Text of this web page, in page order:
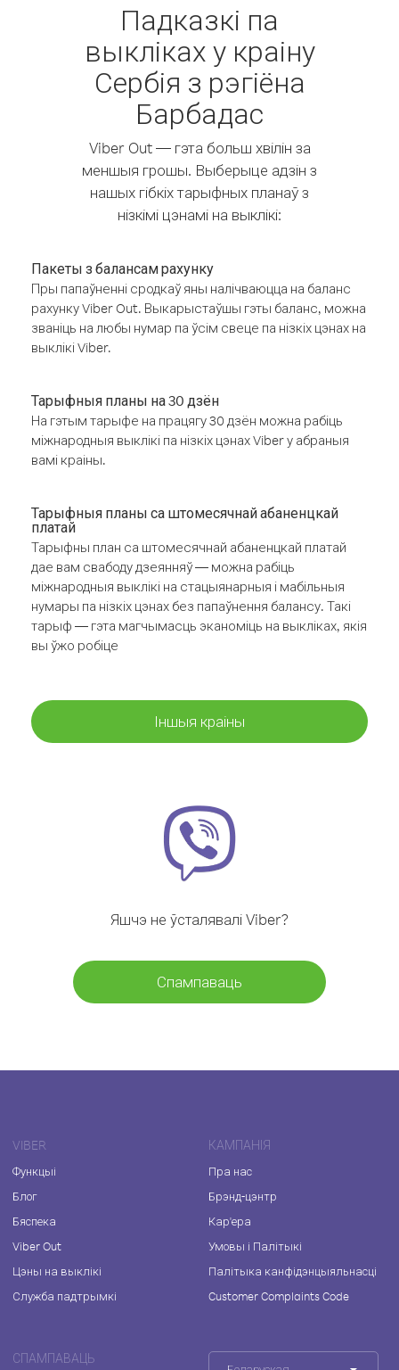
Падказкі па
выкліках у краіну
Сербія з рэгіёна
Барбадас
Viber Out — гэта больш хвілін за
меншыя грошы. Выберыце адзін з
нашых гібкіх тарыфных планаў з
нізкімі цэнамі на выклікі:
Пакеты з балансам рахунку
Пры папаўненні сродкаў яны налічваюцца на баланс
рахунку Viber Out. Выкарыстаўшы гэты баланс, можна
званіць на любы нумар па ўсім свеце па нізкіх цэнах на
выклікі Viber.
Тарыфныя планы на 30 дзён
На гэтым тарыфе на працягу 30 дзён можна рабіць
міжнародныя выклікі па нізкіх цэнах Viber у абраныя
вамі краіны.
Тарыфныя планы са штомесячнай абаненцкай
платай
Тарыфны план са штомесячнай абаненцкай платай
дае вам свабоду дзеянняў — можна рабіць
міжнародныя выклікі на стацыянарныя і мабільныя
нумары па нізкіх цэнах без папаўнення балансу. Такі
тарыф — гэта магчымасць эканоміць на выкліках, якія
вы ўжо робіце
Іншыя краіны
Яшчэ не ўсталявалі Viber?
Спампаваць
VIBER
Функцыі
Блог
Бяспека
Viber Out
Цэны на выклікі
Служба падтрымкі
КАМПАНІЯ
Пра нас
Брэнд-цэнтр
Кар'ера
Умовы і Палітыкі
Палітыка канфідэнцыяльнасці
Customer Complaints Code
СПАМПАВАЦЬ